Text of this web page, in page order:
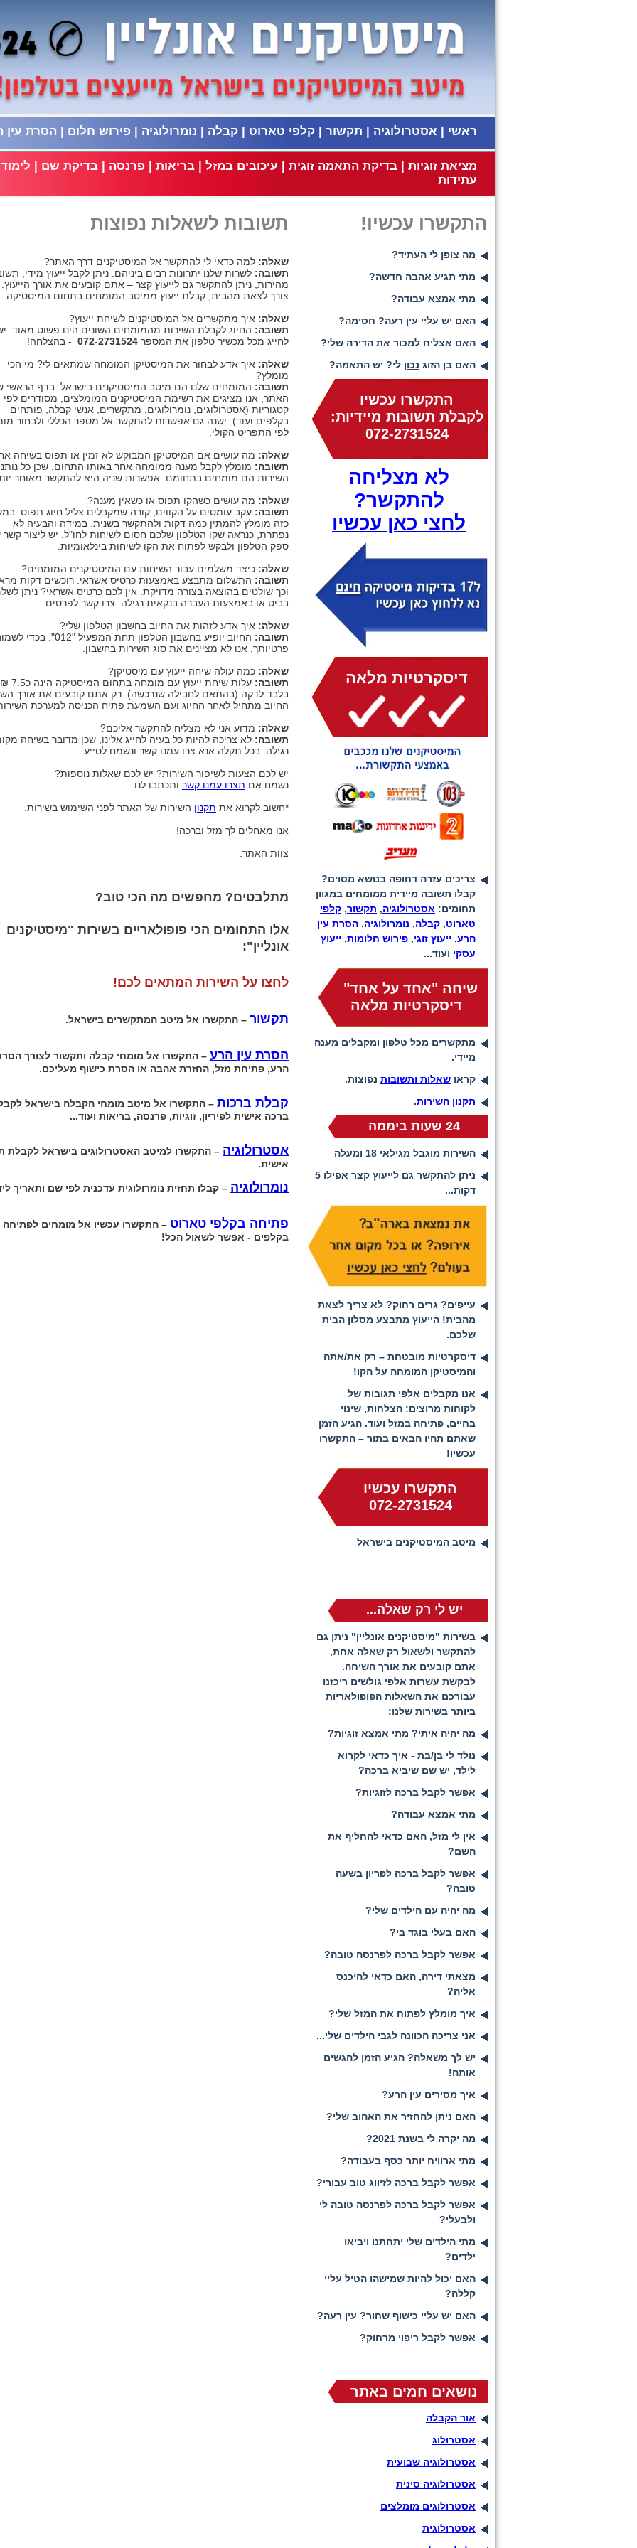
ראשי | אסטרולוגיה | תקשור | קלפי טארוט | קבלה | נומרולוגיה | פירוש חלום | הסרת עין
מציאת זוגיות | בדיקת התאמה זוגית | עיכובים במזל | בריאות | פרנסה | בדיקת שם |
עתידות
תשובות לשאלות נפוצות
שאלה: למה כדאי לי להתקשר אל המיסטיקנים דרך האתר?
תשובה: לשרות שלנו יתרונות רבים ביניהם: ניתן לקבל ייעוץ מידי,
מהירות, ניתן להתקשר גם לייעוץ קצר – אתם קובעים את אורך הייעוץ.
צורך לצאת מהבית, קבלת ייעוץ ממיטב המומחים בתחום המיסטיקה.
שאלה: איך מתקשרים אל המיסטיקנים לשיחת ייעוץ?
תשובה: החיוג לקבלת השירות מהמומחים השונים הינו פשוט מאוד.
לחייג מכל מכשיר טלפון את המספר 072-2731524 - בהצלחה!
שאלה: איך אדע לבחור את המיסטיקן המומחה שמתאים לי? מי הכי
מומלץ?
תשובה: המומחים שלנו הם מיטב המיסטיקנים בישראל. בדף הראשי
האתר, אנו מציגים את רשימת המיסטיקנים המומלצים, מסודרים לפי
קטגוריות (אסטרולוגים, נומרולוגים, מתקשרים, אנשי קבלה, פותחים
בקלפים ועוד). ישנה גם אפשרות להתקשר אל מספר הכללי ולבחור
לפי התפריט הקולי.
שאלה: מה עושים אם המיסטיקן המבוקש לא זמין או תפוס בשיחה
תשובה: מומלץ לקבל מענה ממומחה אחר באותו התחום, שכן כל
השירות הם מומחים בתחומם. אפשרות שניה היא להתקשר מאוחר
שאלה: מה עושים כשהקו תפוס או כשאין מענה?
תשובה: עקב עומסים על הקווים, קורה שמקבלים צליל חיוג תפוס.
כזה מומלץ להמתין כמה דקות ולהתקשר בשנית. במידה והבעיה לא
נפתרת, כנראה שקו הטלפון שלכם חסום לשיחות לחו"ל. יש ליצור קשר
ספק הטלפון ולבקש לפתוח את הקו לשיחות בינלאומיות.
שאלה: כיצד משלמים עבור השיחות עם המיסטיקנים המומחים?
תשובה: התשלום מתבצע באמצעות כרטיס אשראי. רוכשים דקות
וכך שולטים בהוצאה בצורה מדויקת. אין לכם כרטיס אשראי? ניתן
בביט או באמצעות העברה בנקאית רגילה. צרו קשר לפרטים.
שאלה: איך אדע לזהות את החיוב בחשבון הטלפון שלי?
תשובה:
החיוב יופיע בחשבון הטלפון תחת המפעיל
פרטיותך, אנו לא מציינים את סוג השירות בחשבון.
שאלה: כמה עולה שיחה ייעוץ עם מיסטיקן?
תשובה:
עלות שיחת ייעוץ עם מומחה בתחום המיסטיקה הינה כ7.5 ₪
בלבד לדקה (בהתאם לחבילה שנרכשה). רק אתם קובעים את אורך
החיוב מתחיל לאחר החיוג ועם השמעת פתיח הכניסה למערכת
שאלה: מדוע אני לא מצליח להתקשר אליכם?
תשובה: לא צריכה להיות כל בעיה לחייג אלינו, שכן מדובר בשיחה
רגילה. בכל תקלה אנא צרו עמנו קשר ונשמח לסייע.
יש לכם הצעות לשיפור השירות? יש לכם שאלות נוספות?
נשמח אם תצרו עמנו קשר ותכתבו לנו.
*חשוב לקרוא את תקנון השירות של האתר לפני השימוש בשירות.
אנו מאחלים לך מזל וברכה!
צוות האתר.
התקשרו עכשיו!
מה צופן לי העתיד?
מתי תגיע אהבה חדשה?
מתי אמצא עבודה?
האם יש עליי עין רעה? חסימה?
האם אצליח למכור את הדירה שלי?
האם בן הזוג נכון לי? יש התאמה?
התקשרו עכשיו
לקבלת תשובות מיידיות:
072-2731524
לא מצליחה
להתקשר?
לחצי כאן עכשיו
דיסקרטיות מלאה
צריכים עזרה דחופה בנושא מסוים?
קבלו תשובה מיידית ממומחים במגוון
תחומים: אסטרולוגיה, תקשור, קלפי
טארוט, קבלה, נומרולוגיה, הסרת עין
הרע, ייעוץ זוגי, פירוש חלומות, ייעוץ
עסקי ועוד...
שיחה "אחד על אחד"
דיסקרטיות מלאה
מתקשרים מכל טלפון ומקבלים מענה
מיידי.
קראו שאלות ותשובות נפוצות.
תקנון השירות.
24 שעות ביממה
השירות מוגבל מגילאי 18 ומעלה
ניתן להתקשר גם לייעוץ קצר אפילו 5
דקות...
עייפים? גרים רחוק? לא צריך לצאת
מהבית! הייעוץ מתבצע מסלון הבית
שלכם.
דיסקרטיות מובטחת – רק את/אתה
והמיסטיקן המומחה על הקו!
אנו מקבלים אלפי תגובות של
לקוחות מרוצים: הצלחות, שינוי
בחיים, פתיחה במזל ועוד. הגיע הזמן
שאתם תהיו הבאים בתור – התקשרו
עכשיו!
התקשרו עכשיו
072-2731524
מיטב המיסטיקנים בישראל
יש לי רק שאלה...
בשירות "מיסטיקנים אונליין" ניתן גם
להתקשר ולשאול רק שאלה אחת,
אתם קובעים את אורך השיחה.
לבקשת עשרות אלפי גולשים ריכזנו
עבורכם את השאלות הפופולאריות
ביותר בשירות שלנו:
מה יהיה איתי? מתי אמצא זוגיות?
נולד לי בן/בת - איך כדאי לקרוא
לילד, יש שם שיביא ברכה?
אפשר לקבל ברכה לזוגיות?
מתי אמצא עבודה?
אין לי מזל, האם כדאי להחליף את
השם?
אפשר לקבל ברכה לפריון בשעה
טובה?
מה יהיה עם הילדים שלי?
האם בעלי בוגד בי?
אפשר לקבל ברכה לפרנסה טובה?
מצאתי דירה, האם כדאי להיכנס
אליה?
איך מומלץ לפתוח את המזל שלי?
אני צריכה הכוונה לגבי הילדים שלי...
יש לך משאלה? הגיע הזמן להגשים
אותה!
איך מסירים עין הרע?
האם ניתן להחזיר את האהוב שלי?
מה יקרה לי בשנת 2021?
מתי ארוויח יותר כסף בעבודה?
אפשר לקבל ברכה לזיווג טוב עבורי?
אפשר לקבל ברכה לפרנסה טובה לי
ולבעלי?
מתי הילדים שלי יתחתנו ויביאו
ילדים?
האם יכול להיות שמישהו הטיל עליי
קללה?
האם יש עליי כישוף שחור? עין רעה?
אפשר לקבל ריפוי מרחוק?
נושאים חמים באתר
אור הקבלה
אסטרולוג
אסטרולוגיה שבועית
אסטרולוגיה סינית
אסטרולוגים מומלצים
אסטרולוגית